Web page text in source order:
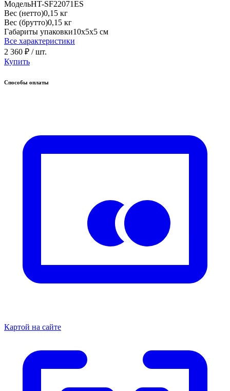
МодельHT-SF22071ES
Вес (нетто)0,15 кг
Вес (брутто)0,15 кг
Габариты упаковки10х5х5 см
Все характеристики
2 360 ₽ / шт.
Купить
Способы оплаты
Картой на сайте